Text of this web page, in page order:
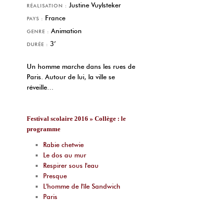
RÉALISATION : Justine Vuylsteker
PAYS : France
GENRE : Animation
DURÉE : 3’
Un homme marche dans les rues de
Paris. Autour de lui, la ville se
réveille…
Festival scolaire 2016 » Collège : le
programme
Rabie chetwie
Le dos au mur
Respirer sous l'eau
Presque
L'homme de l'île Sandwich
Paris